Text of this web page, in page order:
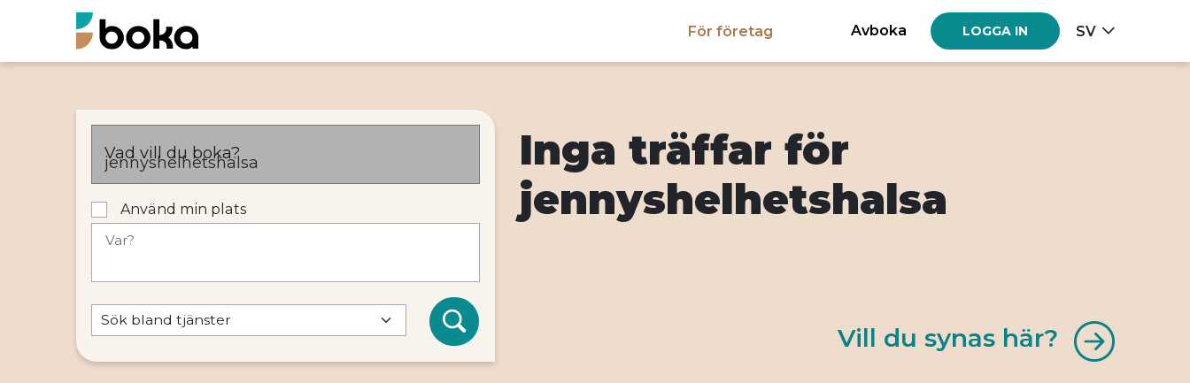
För företag Avboka LOGGA IN SV
Vad vill du boka?
Använd min plats
Var?
Inga träffar för
jennyshelhetshalsa
Vill du synas här?